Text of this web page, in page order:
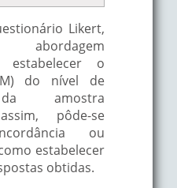
Likert,
estabelecer o
do nível de
da amostra
pôde-se
ou
estabelecer
obtidas.